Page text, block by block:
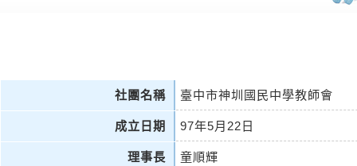
社團名稱 臺中市神圳國民中學教師會
成立日期 97年5月22日
理事長 童順輝